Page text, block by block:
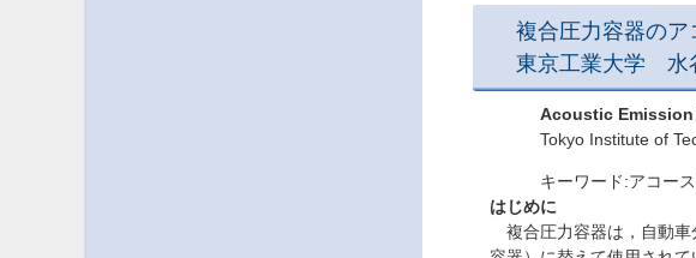
複合圧力容器の
東京工業大学
Acoustic Emission
Tokyo Institute of
キーワード:アコー
はじめに
複合圧力容器は，自動車